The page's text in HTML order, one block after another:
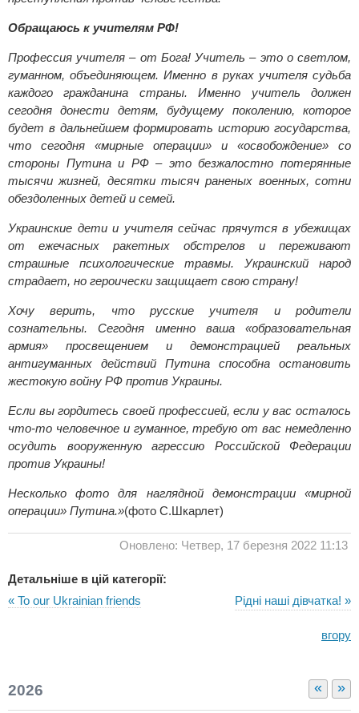
Обращаюсь к учителям РФ!
Профессия учителя – от Бога! Учитель – это о светлом,
гуманном, объединяющем. Именно в руках учителя судьба
каждого гражданина страны. Именно учитель должен
сегодня донести детям, будущему поколению, которое
будет в дальнейшем формировать историю государства,
что сегодня «мирные операции» и «освобождение» со
стороны Путина и РФ – это безжалостно потерянные
тысячи жизней, десятки тысяч раненых военных, сотни
обездоленных детей и семей.
Украинские дети и учителя сейчас прячутся в убежищах
от ежечасных ракетных обстрелов и переживают
страшные психологические травмы. Украинский народ
страдает, но героически защищает свою страну!
Хочу верить, что русские учителя и родители
сознательны. Сегодня именно ваша «образовательная
армия» просвещением и демонстрацией реальных
антигуманных действий Путина способна остановить
жестокую войну РФ против Украины.
Если вы гордитесь своей профессией, если у вас осталось
что-то человечное и гуманное, требую от вас немедленно
осудить вооруженную агрессию Российской Федерации
против Украины!
Несколько фото для наглядной демонстрации «мирной
операции» Путина.»(фото С.Шкарлет)
Оновлено: Четвер, 17 березня 2022 11:13
Детальніше в цій категорії:
« To our Ukrainian friends
Рідні наші дівчатка! »
вгору
« »
2026